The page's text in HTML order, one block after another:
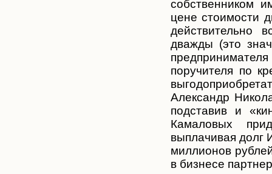
собственником
цене стоимости
действительно
дважды (это
предпринимателя
поручителя по
выгодоприобрет
Александр
подставив и
Камаловых
выплачивая долг
миллионов
в бизнесе